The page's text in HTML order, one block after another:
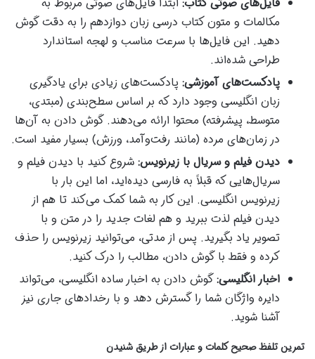
مکالمات و متون کتاب درسی زبان دوازدهم را به دقت گوش
دهید. این فایل‌ها با سرعت مناسب و لهجه استاندارد
طراحی شده‌اند.
پادکست‌های آموزشی: پادکست‌های زیادی برای یادگیری
زبان انگلیسی وجود دارد که بر اساس سطح‌بندی (مبتدی،
متوسط، پیشرفته) محتوا ارائه می‌دهند. گوش دادن به آن‌ها
در زمان‌های مرده (مانند رفت‌وآمد، ورزش) بسیار مفید است.
دیدن فیلم و سریال با زیرنویس: شروع کنید با دیدن فیلم و
سریال‌هایی که قبلاً به فارسی دیده‌اید، اما این بار با
زیرنویس انگلیسی. این کار به شما کمک می‌کند تا هم از
دیدن فیلم لذت ببرید و هم لغات جدید را در متن و با
تصویر یاد بگیرید. پس از مدتی، می‌توانید زیرنویس را حذف
کرده و فقط با گوش دادن، مطالب را درک کنید.
اخبار انگلیسی:گوش دادن به اخبار ساده انگلیسی، می‌تواند
دایره واژگان شما را گسترش دهد و با رخدادهای جاری نیز
آشنا شوید.
تمرین تلفظ صحیح کلمات و عبارات از طریق شنیدن